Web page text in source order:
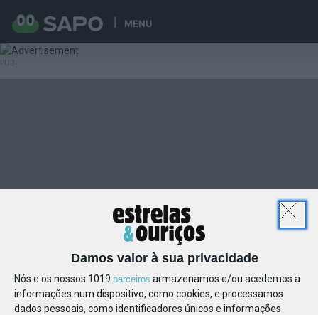
MENU
Damos valor à sua privacidade
Nós e os nossos 1019 parceiros armazenamos e/ou acedemos a
informações num dispositivo, como cookies, e processamos
dados pessoais, como identificadores únicos e informações